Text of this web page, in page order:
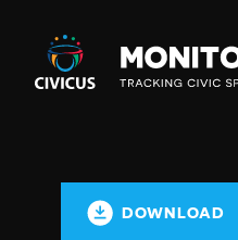
Civicus
Monitor
DOWNLOAD